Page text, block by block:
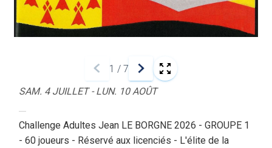
1 / 7
SAM. 4 JUILLET - LUN. 10 AOÛT
Challenge Adultes Jean LE BORGNE 2026 - GROUPE 1
- 60 joueurs - Réservé aux licenciés - L'élite de la